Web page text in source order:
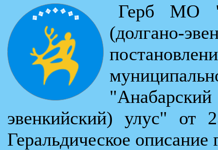
Герб МО
(долгано-
эвенкийский) улус"
Геральдическое описание